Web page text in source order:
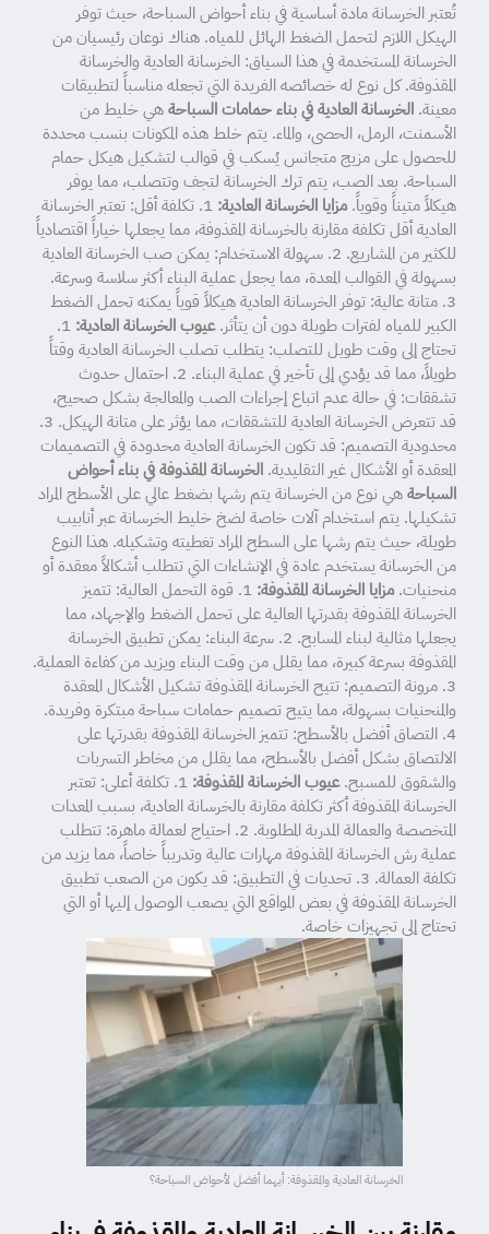
تُعتبر الخرسانة مادة أساسية في بناء أحواض السباحة، حيث توفر
الهيكل اللازم لتحمل الضغط الهائل للمياه. هناك نوعان رئيسيان من
الخرسانة المستخدمة في هذا السياق: الخرسانة العادية والخرسانة
المقذوفة. كل نوع له خصائصه الفريدة التي تجعله مناسباً لتطبيقات
معينة. الخرسانة العادية في بناء حمامات السباحةهي خليط من
الأسمنت، الرمل، الحصى، والماء. يتم خلط هذه المكونات بنسب محددة
للحصول على مزيج متجانس يُسكب في قوالب لتشكيل هيكل حمام
السباحة. بعد الصب، يتم ترك الخرسانة لتجف وتتصلب، مما يوفر
هيكلاً متيناً وقوياً. مزايا الخرسانة العادية:
1. تكلفة أقل: تعتبر الخرسانة
العادية أقل تكلفة مقارنة بالخرسانة المقذوفة، مما يجعلها خياراً اقتصادياً
للكثير من المشاريع. 2. سهولة الاستخدام: يمكن صب الخرسانة العادية
بسهولة في القوالب المعدة، مما يجعل عملية البناء أكثر سلاسة وسرعة.
3. متانة عالية: توفر الخرسانة العادية هيكلاً قوياً يمكنه تحمل الضغط
الكبير للمياه لفترات طويلة دون أن يتأثر.عيوب الخرسانة العادية:
1.
تحتاج إلى وقت طويل للتصلب: يتطلب تصلب الخرسانة العادية وقتاً
طويلاً، مما قد يؤدي إلى تأخير في عملية البناء. 2. احتمال حدوث
تشققات: في حالة عدم اتباع إجراءات الصب والمعالجة بشكل صحيح،
قد تتعرض الخرسانة العادية للتشققات، مما يؤثر على متانة الهيكل. 3.
محدودية التصميم: قد تكون الخرسانة العادية محدودة في التصميمات
المعقدة أو الأشكال غير التقليدية. الخرسانة المقذوفة في بناء أحواض
السباحةهي نوع من الخرسانة يتم رشها بضغط عالي على الأسطح المراد
تشكيلها. يتم استخدام آلات خاصة لضخ خليط الخرسانة عبر أنابيب
طويلة، حيث يتم رشها على السطح المراد تغطيته وتشكيله. هذا النوع
من الخرسانة يستخدم عادة في الإنشاءات التي تتطلب أشكالاً معقدة أو
منحنيات. مزايا الخرسانة المقذوفة:
1. قوة التحمل العالية: تتميز
الخرسانة المقذوفة بقدرتها العالية على تحمل الضغط والإجهاد، مما
يجعلها مثالية لبناء المسابح. 2. سرعة البناء: يمكن تطبيق الخرسانة
المقذوفة بسرعة كبيرة، مما يقلل من وقت البناء ويزيد من كفاءة العملية.
3. مرونة التصميم: تتيح الخرسانة المقذوفة تشكيل الأشكال المعقدة
والمنحنيات بسهولة، مما يتيح تصميم حمامات سباحة مبتكرة وفريدة.
4. التصاق أفضل بالأسطح: تتميز الخرسانة المقذوفة بقدرتها على
الالتصاق بشكل أفضل بالأسطح، مما يقلل من مخاطر التسربات
والشقوق للمسبح.عيوب الخرسانة المقذوفة:
1. تكلفة أعلى: تعتبر
الخرسانة المقذوفة أكثر تكلفة مقارنة بالخرسانة العادية، بسبب المعدات
المتخصصة والعمالة المدربة المطلوبة. 2. احتياج لعمالة ماهرة: تتطلب
عملية رش الخرسانة المقذوفة مهارات عالية وتدريباً خاصاً، مما يزيد من
تكلفة العمالة. 3. تحديات في التطبيق: قد يكون من الصعب تطبيق
الخرسانة المقذوفة في بعض المواقع التي يصعب الوصول إليها أو التي
تحتاج إلى تجهيزات خاصة.
الخرسانة العادية والمقذوفة: أيهما أفضل لأحواض السباحة؟